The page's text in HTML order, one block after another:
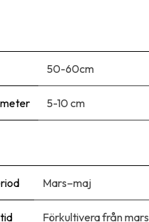
50-60cm
5-10 cm
Mars–maj
Förkultivera från mars